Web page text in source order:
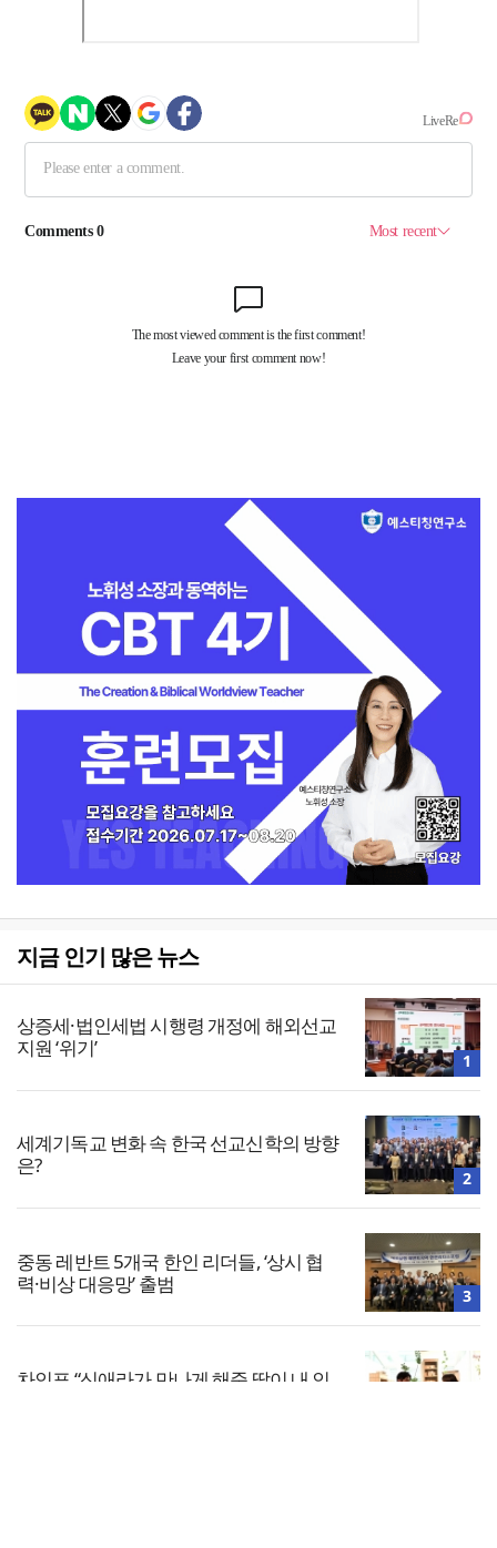
지금 인기 많은 뉴스
상증세·법인세법 시행령 개정에 해외선교
지원 ‘위기’
1
세계기독교 변화 속 한국 선교신학의 방향
은?
2
중동 레반트 5개국 한인 리더들, ‘상시 협
력·비상 대응망’ 출범
3
차인표 “신애라가 만나게 해준 딸이 내 인